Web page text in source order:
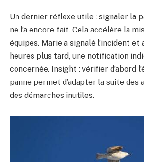
Un dernier réflexe utile : signaler la
ne l’a encore fait. Cela accélère la
équipes. Marie a signalé l’incident et
heures plus tard, une notification
concernée. Insight : vérifier d’abord
panne permet d’adapter la suite des
des démarches inutiles.